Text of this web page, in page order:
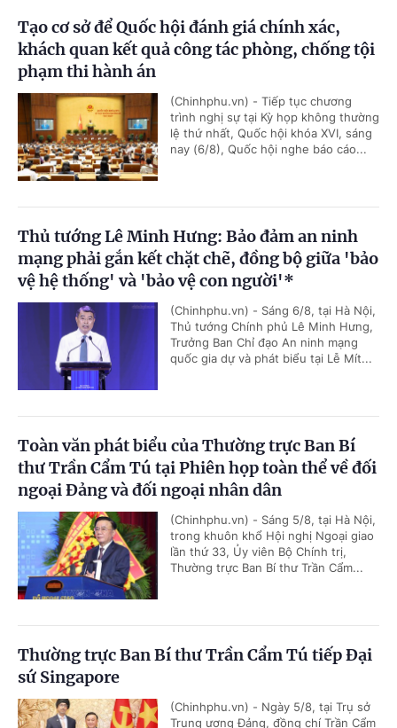
Tạo cơ sở để Quốc hội đánh giá chính xác,
khách quan kết quả công tác phòng, chống tội
phạm thi hành án
(Chinhphu.vn) - Tiếp tục chương
trình nghị sự tại Kỳ họp không thường
lệ thứ nhất, Quốc hội khóa XVI, sáng
nay (6/8), Quốc hội nghe báo cáo...
Thủ tướng Lê Minh Hưng: Bảo đảm an ninh
mạng phải gắn kết chặt chẽ, đồng bộ giữa 'bảo
vệ hệ thống' và 'bảo vệ con người'*
(Chinhphu.vn) - Sáng 6/8, tại Hà Nội,
Thủ tướng Chính phủ Lê Minh Hưng,
Trưởng Ban Chỉ đạo An ninh mạng
quốc gia dự và phát biểu tại Lễ Mít...
Toàn văn phát biểu của Thường trực Ban Bí
thư Trần Cẩm Tú tại Phiên họp toàn thể về đối
ngoại Đảng và đối ngoại nhân dân
(Chinhphu.vn) - Sáng 5/8, tại Hà Nội,
trong khuôn khổ Hội nghị Ngoại giao
lần thứ 33, Ủy viên Bộ Chính trị,
Thường trực Ban Bí thư Trần Cẩm...
Thường trực Ban Bí thư Trần Cẩm Tú tiếp Đại
sứ Singapore
(Chinhphu.vn) - Ngày 5/8, tại Trụ sở
Trung ương Đảng, đồng chí Trần Cẩm